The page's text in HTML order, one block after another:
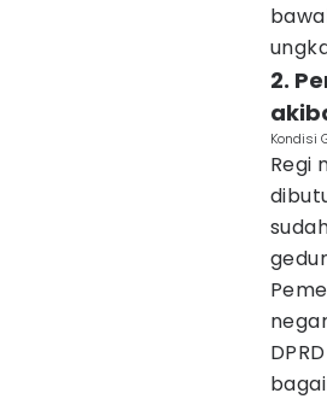
2.
Kondisi
Regi